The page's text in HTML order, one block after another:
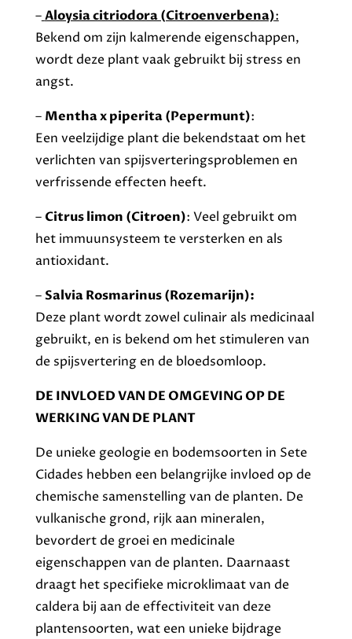
–Aloysia citriodora (Citroenverbena):
Bekend om zijn kalmerende eigenschappen,
wordt deze plant vaak gebruikt bij stress en
angst.
– Mentha x piperita (Pepermunt):
Een veelzijdige plant die bekendstaat om het
verlichten van spijsverteringsproblemen en
verfrissende effecten heeft.
–Citrus limon (Citroen): Veel gebruikt om
het immuunsysteem te versterken en als
antioxidant.
–Salvia Rosmarinus (Rozemarijn):
Deze plant wordt zowel culinair als medicinaal
gebruikt, en is bekend om het stimuleren van
de spijsvertering en de bloedsomloop.
DE INVLOED VAN DE OMGEVING OP DE
WERKING VAN DE PLANT
De unieke geologie en bodemsoorten in Sete
Cidades hebben een belangrijke invloed op de
chemische samenstelling van de planten. De
vulkanische grond, rijk aan mineralen,
bevordert de groei en medicinale
eigenschappen van de planten. Daarnaast
draagt het specifieke microklimaat van de
caldera bij aan de effectiviteit van deze
plantensoorten, wat een unieke bijdrage